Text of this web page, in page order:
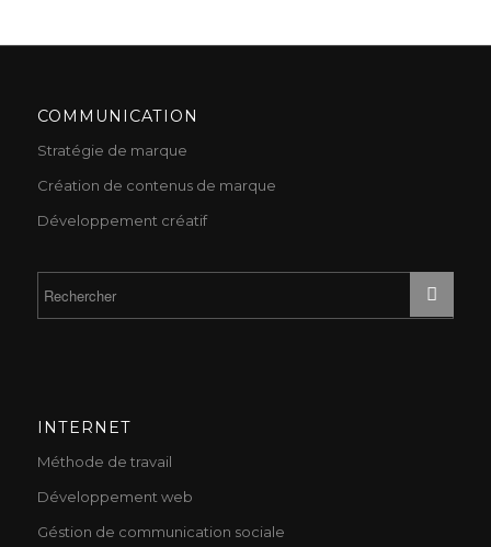
COMMUNICATION
Stratégie de marque
Création de contenus de marque
Développement créatif
INTERNET
Méthode de travail
Développement web
Géstion de communication sociale